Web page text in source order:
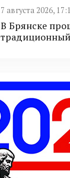
7 августа 2026,
В Брянске